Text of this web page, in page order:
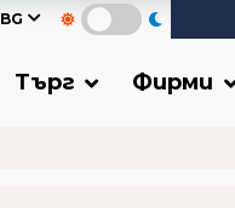
BG
Търг Фирми